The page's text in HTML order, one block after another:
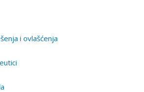
i ovlašćenja